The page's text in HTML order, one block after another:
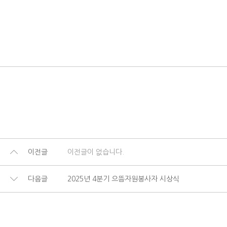
이전글 이전글이 없습니다.
다음글 2025년 4분기 으뜸자원봉사자 시상식